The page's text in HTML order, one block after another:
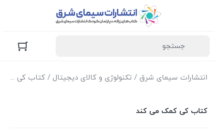
انتشارات سیمای شرق / تکنولوژی و کالای دیجیتال / کتاب کی کمک می کند
کتاب کی کمک می کند